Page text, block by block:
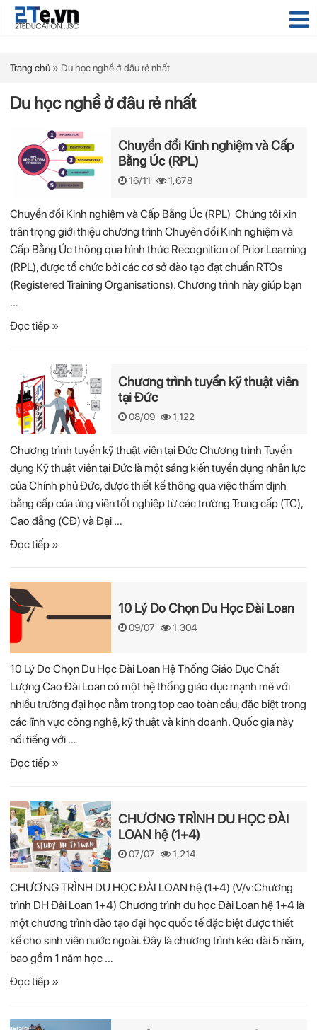
Trang chủ » Du học nghề ở đâu rẻ nhất
Du học nghề ở đâu rẻ nhất
Chuyển đổi Kinh nghiệm và Cấp
Bằng Úc (RPL)
16/11 1,678
Chuyển đổi Kinh nghiệm và Cấp Bằng Úc (RPL) Chúng tôi xin
trân trọng giới thiệu chương trình Chuyển đổi Kinh nghiệm và
Cấp Bằng Úc thông qua hình thức Recognition of Prior Learning
(RPL), được tổ chức bởi các cơ sở đào tạo đạt chuẩn RTOs
(Registered Training Organisations). Chương trình này giúp bạn
…
Đọc tiếp »
Chương trình tuyển kỹ thuật viên
tại Đức
08/09 1,122
Chương trình tuyển kỹ thuật viên tại Đức Chương trình Tuyển
dụng Kỹ thuật viên tại Đức là một sáng kiến tuyển dụng nhân lực
của Chính phủ Đức, được thiết kế thông qua việc thẩm định
bằng cấp của ứng viên tốt nghiệp từ các trường Trung cấp (TC),
Cao đẳng (CĐ) và Đại …
Đọc tiếp »
10 Lý Do Chọn Du Học Đài Loan
09/07 1,304
10 Lý Do Chọn Du Học Đài Loan Hệ Thống Giáo Dục Chất
Lượng Cao Đài Loan có một hệ thống giáo dục mạnh mẽ với
nhiều trường đại học nằm trong top cao toàn cầu, đặc biệt trong
các lĩnh vực công nghệ, kỹ thuật và kinh doanh. Quốc gia này
nổi tiếng với …
Đọc tiếp »
CHƯƠNG TRÌNH DU HỌC ĐÀI
LOAN hệ (1+4)
07/07 1,214
CHƯƠNG TRÌNH DU HỌC ĐÀI LOAN hệ (1+4) (V/v:Chương
trình DH Đài Loan 1+4) Chương trình du học Đài Loan hệ 1+4 là
một chương trình đào tạo đại học quốc tế đặc biệt được thiết
kế cho sinh viên nước ngoài. Đây là chương trình kéo dài 5 năm,
bao gồm 1 năm học …
Đọc tiếp »